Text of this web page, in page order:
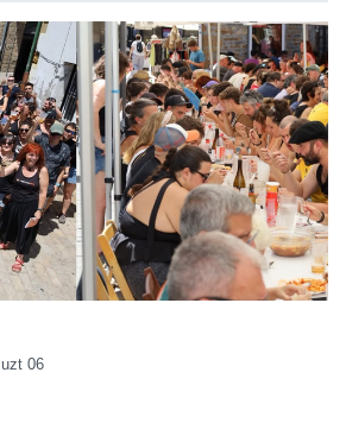
uzt 06